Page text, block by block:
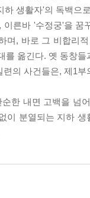
하 생활자'의 독백으
이른바 '수정궁'을
며, 바로 그 비합리
를 옮긴다. 옛 동창
의 사건들은, 제1
순한 내면 고백을
이 분열되는 지하